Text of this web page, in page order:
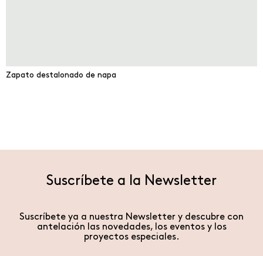
Zapato destalonado de napa
Suscríbete a la Newsletter
Suscríbete ya a nuestra Newsletter y descubre con
antelación las novedades, los eventos y los
proyectos especiales.